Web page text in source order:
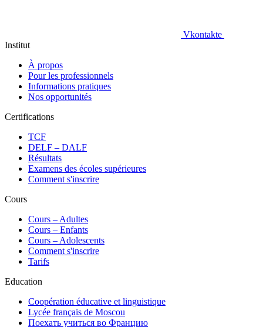
Vkontakte
Institut
À propos
Pour les professionnels
Informations pratiques
Nos opportunités
Certifications
TCF
DELF – DALF
Résultats
Examens des écoles supérieures
Comment s'inscrire
Cours
Сours – Adultes
Cours – Enfants
Cours – Adolescents
Comment s'inscrire
Tarifs
Education
Coopération éducative et linguistique
Lycée français de Moscou
Поехать учиться во Францию